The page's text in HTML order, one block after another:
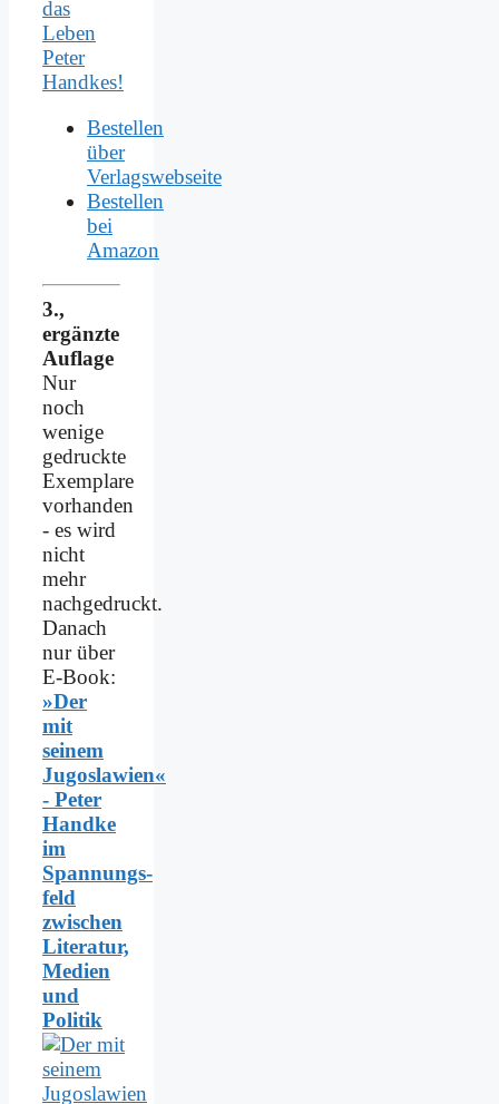
das
Leben
Peter
Handkes!
Bestellen
über
Verlagswebseite
Bestellen
bei
Amazon
3.,
ergänzte
Auflage
Nur
noch
wenige
gedruckte
Exemplare
vorhanden
- es wird
nicht
mehr
nachgedruckt.
Danach
nur über
E-Book:
»Der
mit
seinem
Jugoslawien«
- Peter
Handke
im
Spannungs­
feld
zwischen
Literatur,
Medien
und
Politik